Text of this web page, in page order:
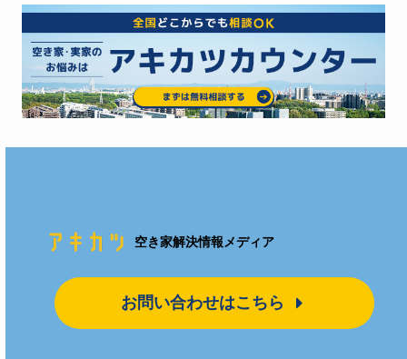
空き家解決情報メディア
お問い合わせはこちら